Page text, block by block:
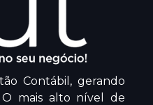
Contábil, gerando
mais alto nível de